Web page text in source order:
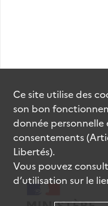
Ce site utilise des
son bon
donnée
consentements
Libertés).
Vous pouvez
d’utilisation sur le